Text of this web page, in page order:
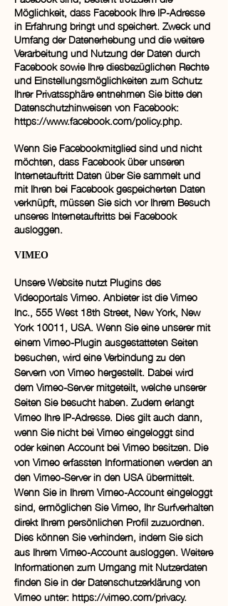
Möglichkeit, dass Facebook Ihre IP-Adresse
in Erfahrung bringt und speichert. Zweck und
Umfang der Datenerhebung und die weitere
Verarbeitung und Nutzung der Daten durch
Facebook sowie Ihre diesbezüglichen Rechte
und Einstellungsmöglichkeiten zum Schutz
Ihrer Privatssphäre entnehmen Sie bitte den
Datenschutzhinweisen von Facebook:
https://www.facebook.com/policy.php.
Wenn Sie Facebookmitglied sind und nicht
möchten, dass Facebook über unseren
Internetauftritt Daten über Sie sammelt und
mit Ihren bei Facebook gespeicherten Daten
verknüpft, müssen Sie sich vor Ihrem Besuch
unseres Internetauftritts bei Facebook
ausloggen.
VIMEO
Unsere Website nutzt Plugins des
Videoportals Vimeo. Anbieter ist die Vimeo
Inc., 555 West 18th Street, New York, New
York 10011, USA. Wenn Sie eine unserer mit
einem Vimeo-Plugin ausgestatteten Seiten
besuchen, wird eine Verbindung zu den
Servern von Vimeo hergestellt. Dabei wird
dem Vimeo-Server mitgeteilt, welche unserer
Seiten Sie besucht haben. Zudem erlangt
Vimeo Ihre IP-Adresse. Dies gilt auch dann,
wenn Sie nicht bei Vimeo eingeloggt sind
oder keinen Account bei Vimeo besitzen. Die
von Vimeo erfassten Informationen werden an
den Vimeo-Server in den USA übermittelt.
Wenn Sie in Ihrem Vimeo-Account eingeloggt
sind, ermöglichen Sie Vimeo, Ihr Surfverhalten
direkt Ihrem persönlichen Profil zuzuordnen.
Dies können Sie verhindern, indem Sie sich
aus Ihrem Vimeo-Account ausloggen. Weitere
Informationen zum Umgang mit Nutzerdaten
finden Sie in der Datenschutzerklärung von
Vimeo unter:https://vimeo.com/privacy.